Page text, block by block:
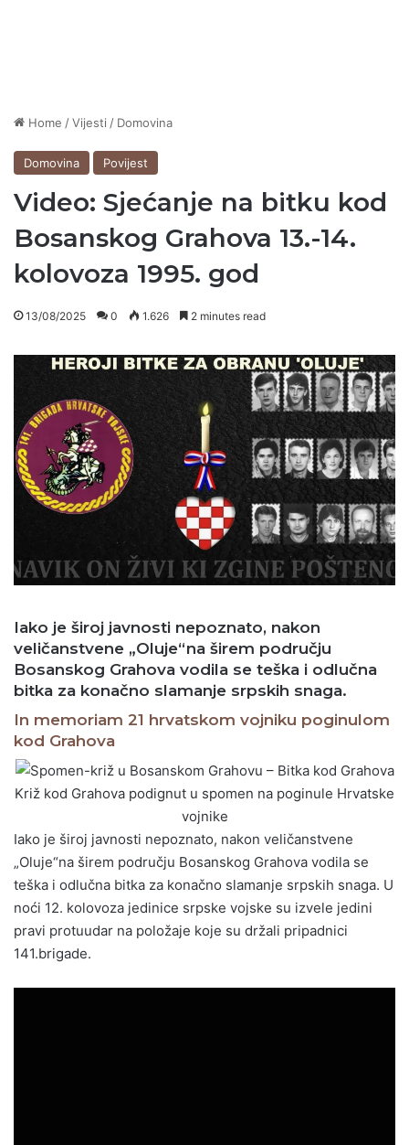
Home /Vijesti / Domovina
Domovina Povijest
Video: Sjećanje na bitku kod
Bosanskog Grahova 13.-14.
kolovoza 1995. god
13/08/2025 0 1.626 2 minutes read
Iako je široj javnosti nepoznato, nakon
veličanstvene „Oluje“na širem području
Bosanskog Grahova vodila se teška i odlučna
bitka za konačno slamanje srpskih snaga.
In memoriam 21 hrvatskom vojniku poginulom
kod Grahova
Križ kod Grahova podignut u spomen na poginule Hrvatske
vojnike
Iako je široj javnosti nepoznato, nakon veličanstvene
„Oluje“na širem području Bosanskog Grahova vodila se
teška i odlučna bitka za konačno slamanje srpskih snaga. U
noći 12. kolovoza jedinice srpske vojske su izvele jedini
pravi protuudar na položaje koje su držali pripadnici
141.brigade.